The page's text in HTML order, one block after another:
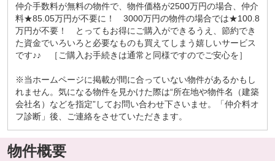
仲介手数料が無料の物件で、物件価格が2500万円の場合、仲介
料★85.05万円が不要に！ 3000万円の物件の場合では★100.8
万円が不要！ とってもお得にご購入ができるうえ、節約でき
た資金でいろいろと必要なものも買えてしまう嬉しいサービス
です♪♪ ［ご購入お手続きは通常と同様ですのでご安心を］
※当ホームページに掲載が間に合っていない物件があるかもし
れません。気になる物件を見かけた際は“所在地や物件名（建築
会社名）などを指定”してお問い合わせ下さいませ。「仲介料オ
フ診断」後、ご連絡をさせていただきます。
物件概要